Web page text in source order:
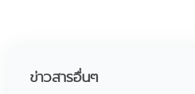
ข่าวสารอื่นๆ